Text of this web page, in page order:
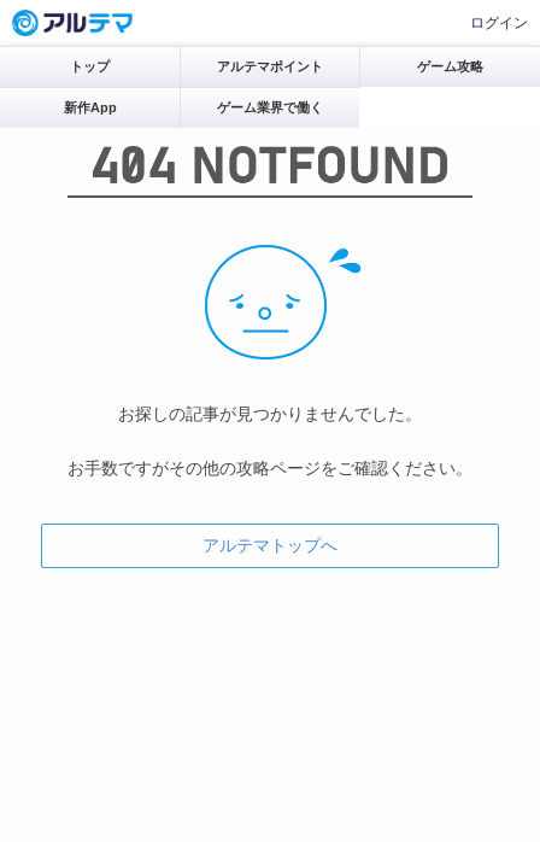
ログイン
トップ アルテマポイント ゲーム攻略
新作App ゲーム業界で働く
お探しの記事が見つかりませんでした。
お手数ですがその他の攻略ページをご確認ください。
アルテマトップへ